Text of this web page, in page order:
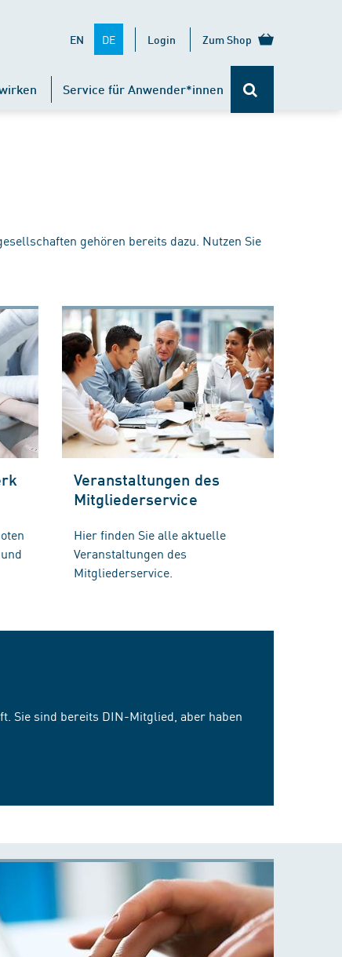
EN DE Login Zum Shop
Service für Anwender*innen
gehören bereits dazu. Nutzen Sie
Veranstaltungen des
Mitgliederservice
Hier finden Sie alle aktuelle
Veranstaltungen des
Mitgliederservice.
Sie sind bereits DIN-Mitglied, aber haben